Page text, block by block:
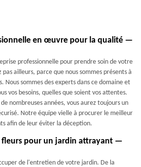
en œuvre pour la qualité —
professionnelle pour prendre soin de votre
ailleurs, parce que nous sommes présents à
Nous sommes des experts dans ce domaine et
vos besoins, quelles que soient vos attentes.
nombreuses années, vous aurez toujours un
Notre équipe vielle à procurer le meilleur
afin de leur éviter la déception.
fleurs pour un jardin attrayant —
de l'entretien de votre jardin. De la